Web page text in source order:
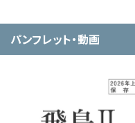
パンフレット・動画